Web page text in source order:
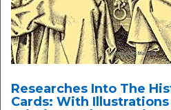
Researches Into The
Cards: With